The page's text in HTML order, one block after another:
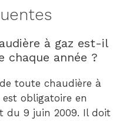
à gaz est-il
chaque année ?
toute chaudière à
obligatoire en
du 9 juin 2009. Il doit